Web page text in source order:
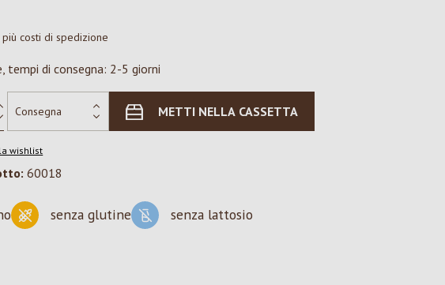
costi di spedizione
tempi di consegna: 2-5 giorni
METTI NELLA CASSETTA
wishlist
60018
senza glutine senza lattosio